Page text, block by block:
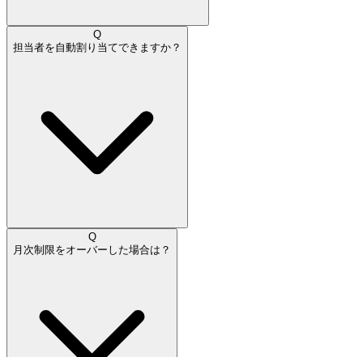
Q
担当者を自動割り当てできますか？
Q
月次制限をオーバーした場合は？